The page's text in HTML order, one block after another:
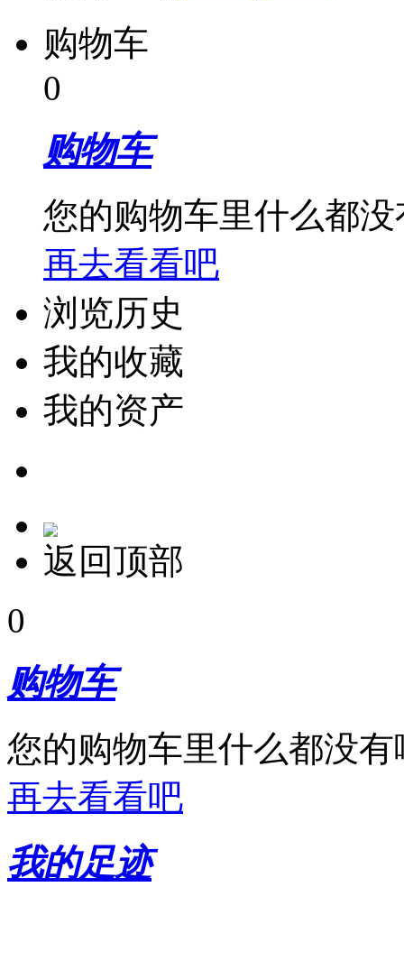
购物车
0
购物车
您的购物车里什么都没
再去看看吧
浏览历史
我的收藏
我的资产
返回顶部
0
购物车
您的购物车里什么都没有
再去看看吧
我的足迹